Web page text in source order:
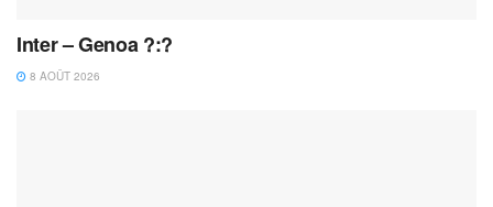
Inter – Genoa ?:?
8 AOÛT 2026